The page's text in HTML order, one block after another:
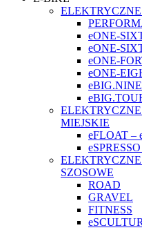
eONE-
eONE-
eONE-
eONE-
eBIG.NINE
MIEJSKIE
eFLOAT –
SZOSOWE
ROAD
GRAVEL
FITNESS